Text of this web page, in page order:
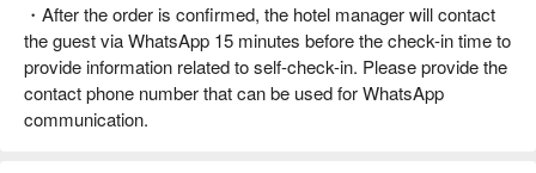
・After the order is confirmed, the hotel manager will contact
the guest via WhatsApp 15 minutes before the check-in time to
provide information related to self-check-in. Please provide the
contact phone number that can be used for WhatsApp
communication.